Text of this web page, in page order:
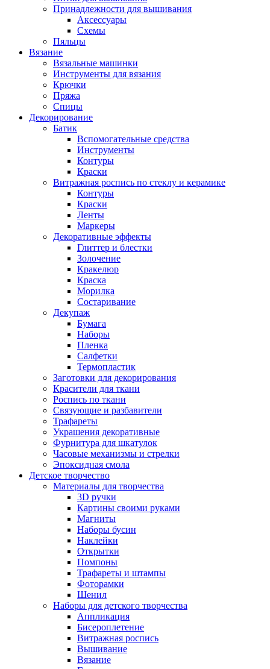
Принадлежности для вышивания
Аксессуары
Схемы
Пяльцы
Вязание
Вязальные машинки
Инструменты для вязания
Крючки
Пряжа
Спицы
Декорирование
Батик
Вспомогательные средства
Инструменты
Контуры
Краски
Витражная роспись по стеклу и керамике
Контуры
Краски
Ленты
Маркеры
Декоративные эффекты
Глиттер и блестки
Золочение
Кракелюр
Краска
Морилка
Состаривание
Декупаж
Бумага
Наборы
Пленка
Салфетки
Термопластик
Заготовки для декорирования
Красители для ткани
Роспись по ткани
Связующие и разбавители
Трафареты
Украшения декоративные
Фурнитура для шкатулок
Часовые механизмы и стрелки
Эпоксидная смола
Детское творчество
Материалы для творчества
3D ручки
Картины своими руками
Магниты
Наборы бусин
Наклейки
Открытки
Помпоны
Трафареты и штампы
Фоторамки
Шенил
Наборы для детского творчества
Аппликация
Бисероплетение
Витражная роспись
Вышивание
Вязание